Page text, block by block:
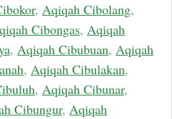
, Aqiqah Cibolang,
Cibongas, Aqiqah
, Aqiqah Cibubuan, Aqiqah
, Aqiqah Cibulakan,
, Aqiqah Cibunar,
Cibungur, Aqiqah